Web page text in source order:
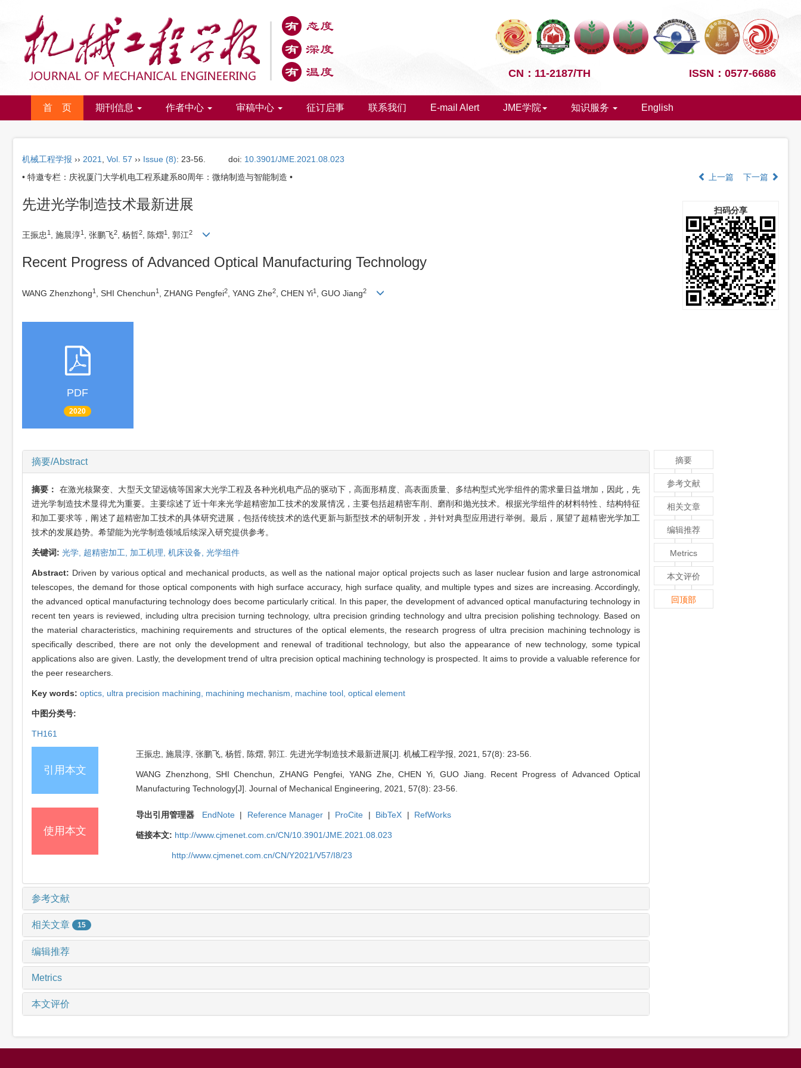
CN：11-2187/TH ISSN：0577-6686
首 页 期刊信息 作者中心 审稿中心 征订启事 联系我们 E-mail Alert JME学院 知识服务 English
机械工程学报 ›› 2021 Vol. 57 ›› Issue (8): 23-56. doi: 10.3901/JME.2021.08.023
• 特邀专栏：庆祝厦门大学机电工程系建系80周年：微纳制造与智能制造 •
上一篇 下一篇
扫码分享
先进光学制造技术最新进展
王振忠1 , 施晨淳1 , 张鹏飞2, 杨哲2, 陈熠1 , 郭江2
Recent Progress of Advanced Optical Manufacturing Technology
WANG Zhenzhong1 , SHI Chenchun1 , ZHANG Pengfei2 , YANG Zhe2 , CHEN Yi1 , GUO Jiang2
PDF
2020
摘要/Abstract
摘要： 在激光核聚变、大型天文望远镜等国家大光学工程及各种光机电产品的驱动下，高面形精度、高表面质量、多结构型式光学组件的需求量日益增加，因此，先
进光学制造技术显得尤为重要。主要综述了近十年来光学超精密加工技术的发展情况，主要包括超精密车削、磨削和抛光技术。根据光学组件的材料特性、结构特征
和加工要求等，阐述了超精密加工技术的具体研究进展，包括传统技术的迭代更新与新型技术的研制开发，并针对典型应用进行举例。最后，展望了超精密光学加工
技术的发展趋势。希望能为光学制造领域后续深入研究提供参考。
关键词: 光学, 超精密加工, 加工机理, 机床设备, 光学组件
Abstract: Driven by various optical and mechanical products, as well as the national major optical projects such as laser nuclear fusion and large astronomical
telescopes, the demand for those optical components with high surface accuracy, high surface quality, and multiple types and sizes are increasing. Accordingly,
the advanced optical manufacturing technology does become particularly critical. In this paper, the development of advanced optical manufacturing technology in
recent ten years is reviewed, including ultra precision turning technology, ultra precision grinding technology and ultra precision polishing technology. Based on
the material characteristics, machining requirements and structures of the optical elements, the research progress of ultra precision machining technology is
specifically described, there are not only the development and renewal of traditional technology, but also the appearance of new technology, some typical
applications also are given. Lastly, the development trend of ultra precision optical machining technology is prospected. It aims to provide a valuable reference for
the peer researchers.
Key words: optics, ultra precision machining, machining mechanism, machine tool, optical element
中图分类号:
TH161
引用本文
王振忠, 施晨淳, 张鹏飞, 杨哲, 陈熠, 郭江. 先进光学制造技术最新进展[J]. 机械工程学报, 2021, 57(8): 23-56.
WANG Zhenzhong, SHI Chenchun, ZHANG Pengfei, YANG Zhe, CHEN Yi, GUO Jiang. Recent Progress of Advanced Optical
Manufacturing Technology[J]. Journal of Mechanical Engineering, 2021, 57(8): 23-56.
使用本文
导出引用管理器 EndNote | Reference Manager | ProCite | BibTeX | RefWorks
链接本文: http://www.cjmenet.com.cn/CN/10.3901/JME.2021.08.023
http://www.cjmenet.com.cn/CN/Y2021/V57/I8/23
参考文献
相关文章 15
编辑推荐
Metrics
本文评价
摘要
参考文献
相关文章
编辑推荐
Metrics
本文评价
回顶部